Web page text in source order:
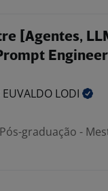
[Agentes,
LODI
Pós-graduação -